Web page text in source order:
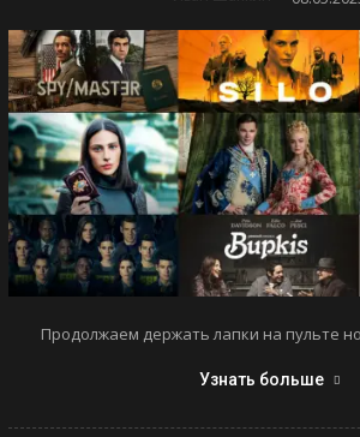
Продолжаем держать лапки на пульте
Узнать больше